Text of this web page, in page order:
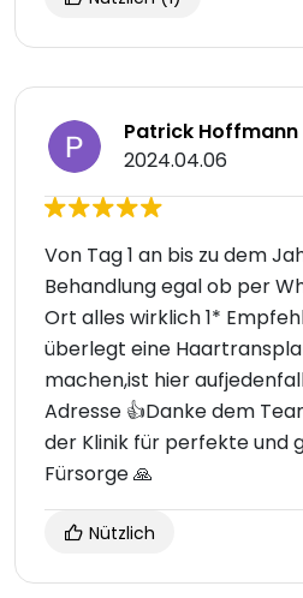
Patrick Hoffmann
2024.04.06
Von Tag 1 an bis zu dem
Behandlung egal ob per
Ort alles wirklich 1*
überlegt eine
machen,ist hier
Adresse 👍Danke dem
der Klinik für perfekte und
Fürsorge 🙏
Nützlich